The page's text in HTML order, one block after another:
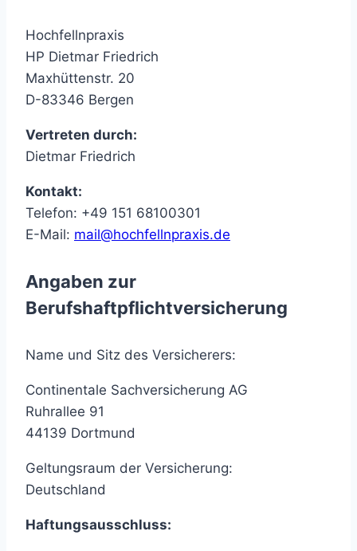
Hochfellnpraxis
HP Dietmar Friedrich
Maxhüttenstr. 20
D-83346 Bergen
Vertreten durch:
Dietmar Friedrich
Kontakt:
Telefon: +49 151 68100301
E-Mail: mail@hochfellnpraxis.de
Angaben zur
Berufshaftpflichtversicherung
Name und Sitz des Versicherers:
Continentale Sachversicherung AG
Ruhrallee 91
44139 Dortmund
Geltungsraum der Versicherung:
Deutschland
Haftungsausschluss: